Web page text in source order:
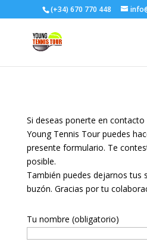
(+34) 670 770 448
Si deseas ponerte en
Young Tennis Tour puedes
presente formulario. Te
posible.
También puedes dejarnos tus
buzón. Gracias por tu
Tu nombre (obligatorio)